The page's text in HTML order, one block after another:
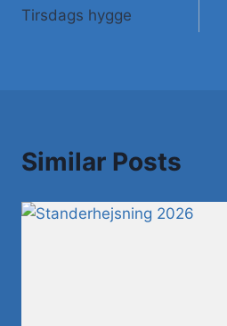
Tirsdags hygge
Similar Posts